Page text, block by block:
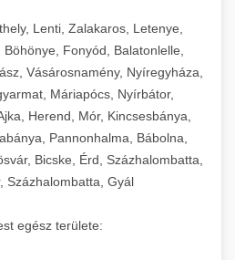
Lenti, Zalakaros, Letenye,
Fonyód, Balatonlelle,
Vásárosnamény, Nyíregyháza,
Máriapócs, Nyírbátor,
Herend, Mór, Kincsesbánya,
Pannonhalma, Bábolna,
Bicske, Érd, Százhalombatta,
Százhalombatta, Gyál
egész területe: